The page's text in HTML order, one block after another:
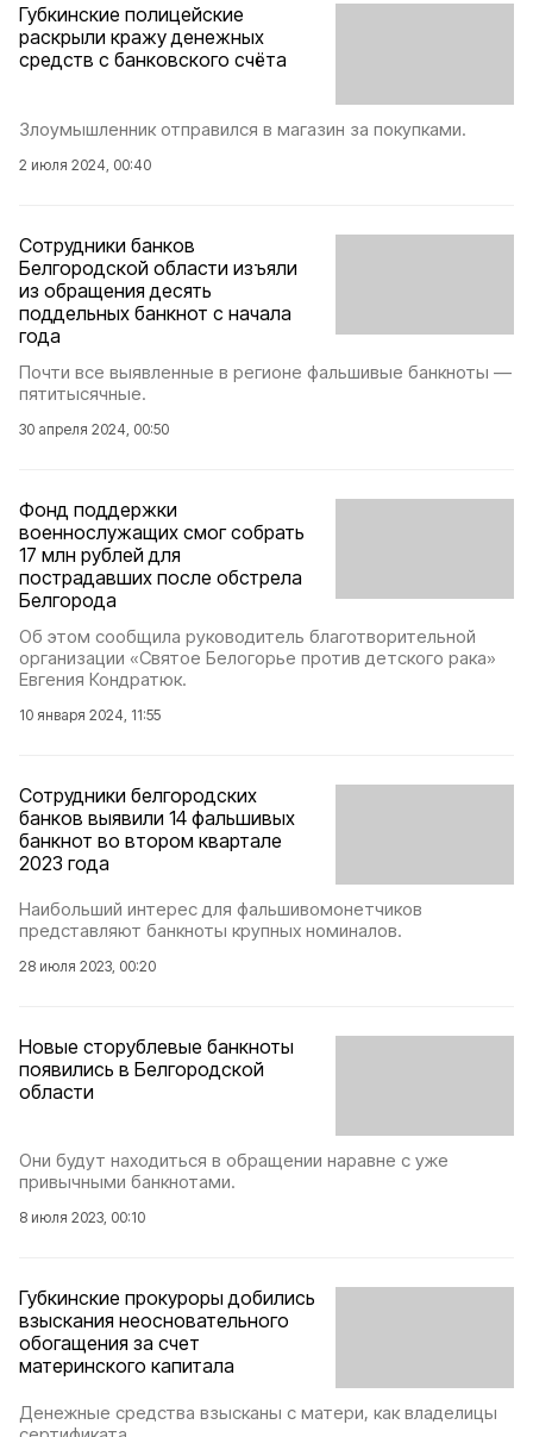
Губкинские полицейские
раскрыли кражу денежных
средств с банковского счёта
Злоумышленник отправился в магазин за покупками.
2 июля 2024, 00:40
Сотрудники банков
Белгородской области изъяли
из обращения десять
поддельных банкнот с начала
года
Почти все выявленные в регионе фальшивые банкноты —
пятитысячные.
30 апреля 2024, 00:50
Фонд поддержки
военнослужащих смог собрать
17 млн рублей для
пострадавших после обстрела
Белгорода
Об этом сообщила руководитель благотворительной
организации «Святое Белогорье против детского рака»
Евгения Кондратюк.
10 января 2024, 11:55
Сотрудники белгородских
банков выявили 14 фальшивых
банкнот во втором квартале
2023 года
Наибольший интерес для фальшивомонетчиков
представляют банкноты крупных номиналов.
28 июля 2023, 00:20
Новые сторублевые банкноты
появились в Белгородской
области
Они будут находиться в обращении наравне с уже
привычными банкнотами.
8 июля 2023, 00:10
Губкинские прокуроры добились
взыскания неосновательного
обогащения за счет
материнского капитала
Денежные средства взысканы с матери, как владелицы